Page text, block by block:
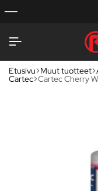
Etusivu Muut tuotteet
Cartec Cartec Cherry